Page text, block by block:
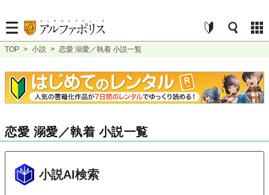
TOP > 小説 > 恋愛 溺愛／執着 小説一覧
恋愛 溺愛／執着 小説一覧
小説AI検索